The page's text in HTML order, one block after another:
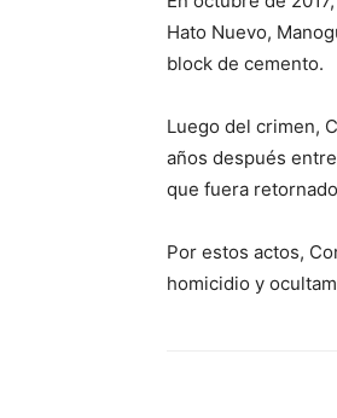
Hato Nuevo,
block de cemento.
Luego del crimen,
años después
que fuera
Por estos actos,
homicidio y